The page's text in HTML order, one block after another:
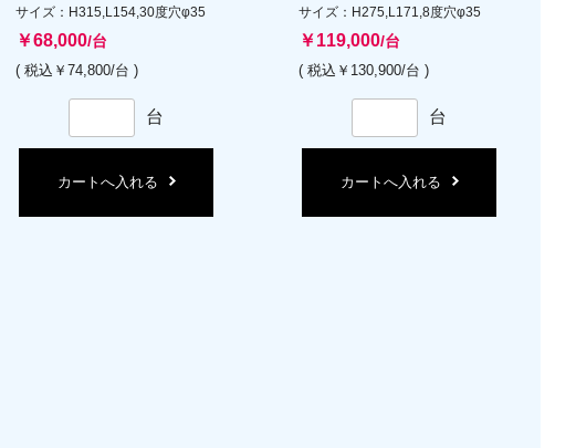
サイズ：H315,L154,30度穴φ35
￥68,000/台
( 税込￥74,800/台 )
台
カートへ入れる
サイズ：H275,L171,8度穴φ35
￥119,000/台
( 税込￥130,900/台 )
台
カートへ入れる